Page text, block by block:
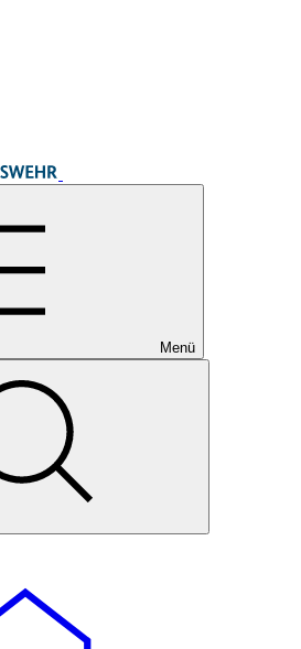
Menü